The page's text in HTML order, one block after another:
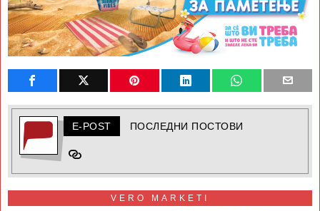
E-POST ПОСЛЕДНИ ПОСТОВИ
VERO MARKETI